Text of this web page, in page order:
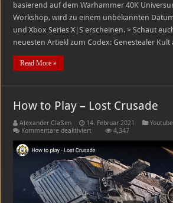
basierend auf dem Warhammer 40K
Workshop, wird zu einem unbekannten
und Xbox Series X|S erscheinen. > Schaut
neuesten Artiekl zum Codex: Genestealer Kult
Read More »
How to Play – Lost Crusade
Alexander Claßen 14. Februar 2021
Youtube
Kommentare deaktiviertfür
Play
–
Lost
Crusade
4,347